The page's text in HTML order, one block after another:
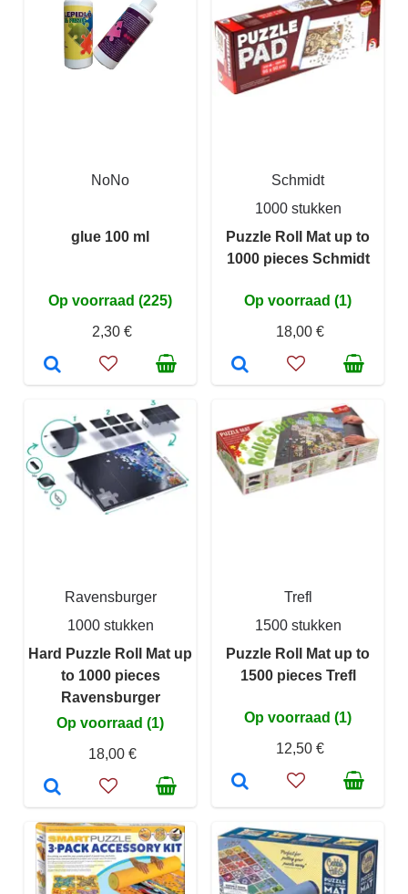
NoNo
glue 100 ml
Op voorraad (225)
2,30 €
Schmidt
1000 stukken
Puzzle Roll Mat up to
1000 pieces Schmidt
Op voorraad (1)
18,00 €
Ravensburger
1000 stukken
Hard Puzzle Roll Mat up
to 1000 pieces
Ravensburger
Op voorraad (1)
18,00 €
Trefl
1500 stukken
Puzzle Roll Mat up to
1500 pieces Trefl
Op voorraad (1)
12,50 €